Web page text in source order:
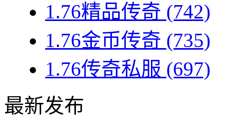
1.76精品传奇 (742)
1.76金币传奇 (735)
1.76传奇私服 (697)
最新发布